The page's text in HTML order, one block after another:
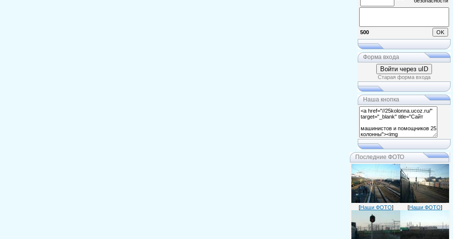
500
Форма входа
Войти через uID
Старая форма входа
Наша кнопка
Последние ФОТО
[Наши ФОТО] [Наши ФОТО]